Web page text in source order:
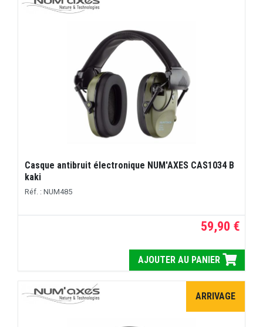
Casque antibruit électronique NUM'AXES CAS1034 B
kaki
Réf. : NUM485
59,90 €
AJOUTER AU PANIER
ARRIVAGE